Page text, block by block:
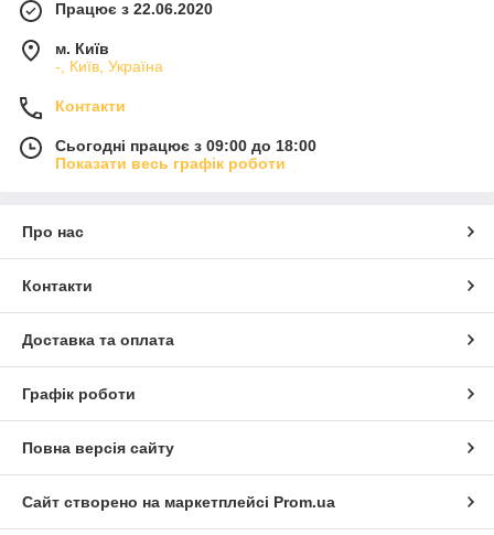
Працює з 22.06.2020
м. Київ
-, Київ, Україна
Контакти
Сьогодні працює з 09:00 до 18:00
Показати весь графік роботи
Про нас
Контакти
Доставка та оплата
Графік роботи
Повна версія сайту
Сайт створено на маркетплейсі Prom.ua